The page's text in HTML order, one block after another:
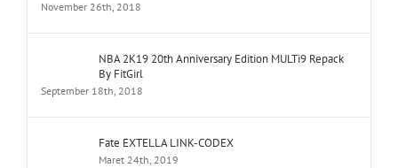
November 26th, 2018
NBA 2K19 20th Anniversary Edition MULTi9 Repack
By FitGirl
September 18th, 2018
Fate EXTELLA LINK-CODEX
Maret 24th, 2019